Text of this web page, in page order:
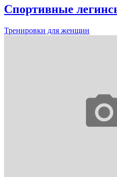
Спортивные
Тренировки для женщин